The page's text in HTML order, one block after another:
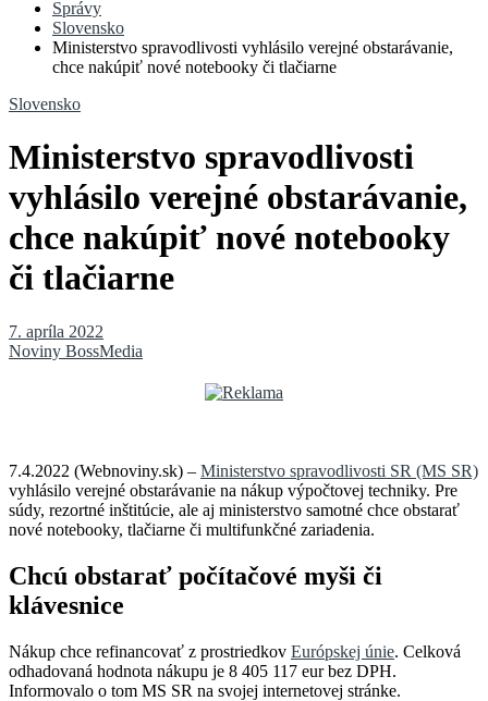
Správy
Slovensko
Ministerstvo spravodlivosti vyhlásilo verejné obstarávanie,
chce nakúpiť nové notebooky či tlačiarne
Slovensko
Ministerstvo spravodlivosti
vyhlásilo verejné obstarávanie,
chce nakúpiť nové notebooky
či tlačiarne
7. apríla 2022
Noviny BossMedia
7.4.2022 (Webnoviny.sk) – Ministerstvo spravodlivosti SR (MS SR)
vyhlásilo verejné obstarávanie na nákup výpočtovej techniky. Pre
súdy, rezortné inštitúcie, ale aj ministerstvo samotné chce obstarať
nové notebooky, tlačiarne či multifunkčné zariadenia.
Chcú obstarať počítačové myši či
klávesnice
Nákup chce refinancovať z prostriedkov Európskej únie. Celková
odhadovaná hodnota nákupu je 8 405 117 eur bez DPH.
Informovalo o tom MS SR na svojej internetovej stránke.